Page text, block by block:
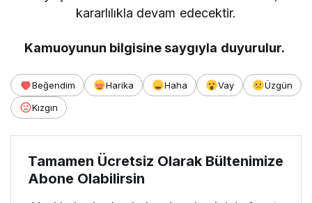
kararlılıkla devam edecektir.
Kamuoyunun bilgisine saygıyla duyurulur.
Beğendim Harika Haha Vay
Üzgün
Kızgın
Tamamen Ücretsiz Olarak Bültenimize
Abone Olabilirsin